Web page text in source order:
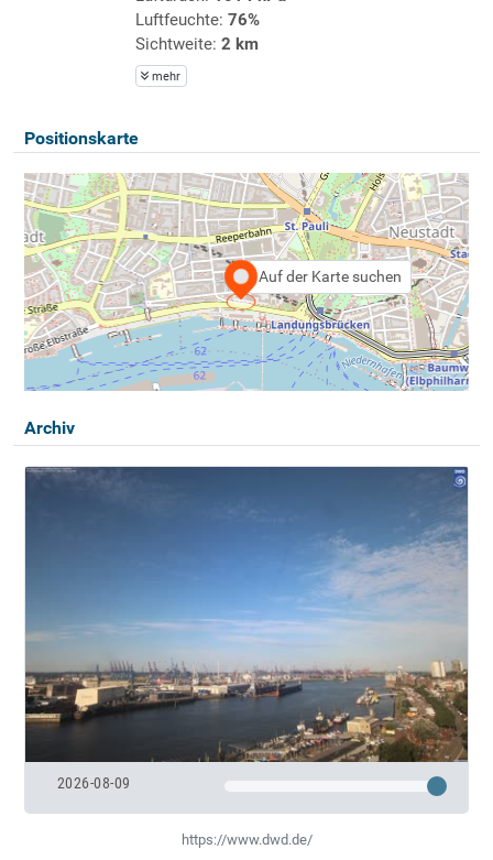
Luftfeuchte: 76%
Sichtweite: 2 km
mehr
Positionskarte
Auf der Karte suchen
Archiv
2026-08-09
https://www.dwd.de/